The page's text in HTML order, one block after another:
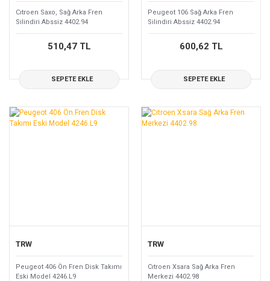
Cıtroen Saxo, Sağ Arka Fren
Silindiri Abssiz 4402.94
510,47 TL
SEPETE EKLE
Peugeot 106 Sağ Arka Fren
Silindiri Abssiz 4402.94
600,62 TL
SEPETE EKLE
TRW
Peugeot 406 Ön Fren Disk Takımı
Eski Model 4246.L9
TRW
Cıtroen Xsara Sağ Arka Fren
Merkezi 4402.98